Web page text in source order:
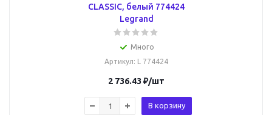
CLASSIC, белый 774424
Legrand
Много
Артикул: L 774424
2 736.43 ₽/шт
В корзину